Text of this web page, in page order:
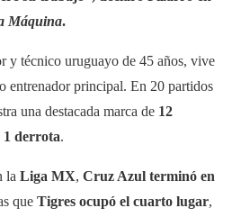
Máquina.
y técnico uruguayo de 45 años, vive
entrenador principal. En 20 partidos
una destacada marca de 12
1 derrota.
la Liga MX, Cruz Azul terminó en
que Tigres ocupó el cuarto lugar,